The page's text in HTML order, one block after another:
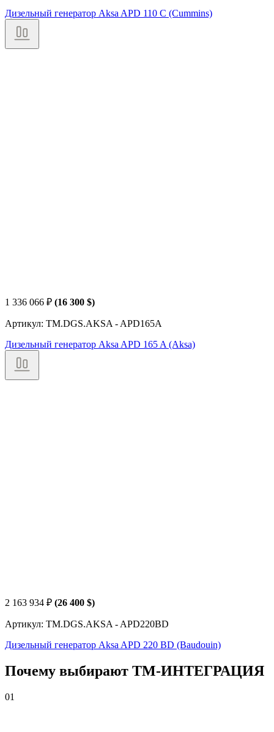
Дизельный генератор Aksa APD 110 C (Cummins)
1 336 066 ₽ (16 300 $)
Артикул: TM.DGS.AKSA - APD165A
Дизельный генератор Aksa APD 165 A (Aksa)
2 163 934 ₽ (26 400 $)
Артикул: TM.DGS.AKSA - APD220BD
Дизельный генератор Aksa APD 220 BD (Baudouin)
Почему выбирают ТМ-ИНТЕГРАЦИЯ
01